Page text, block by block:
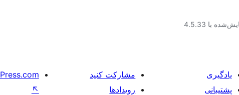
با 4.5.33
یادگیری
پشتیبانی
مشارکت کنید
رویدادها
↖